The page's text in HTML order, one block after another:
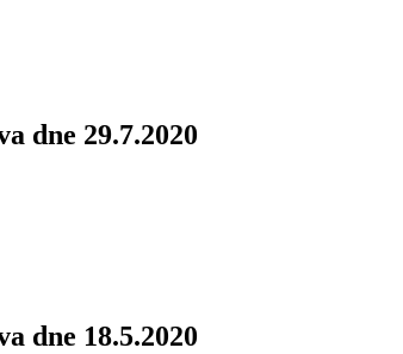
dne 29.7.2020
dne 18.5.2020